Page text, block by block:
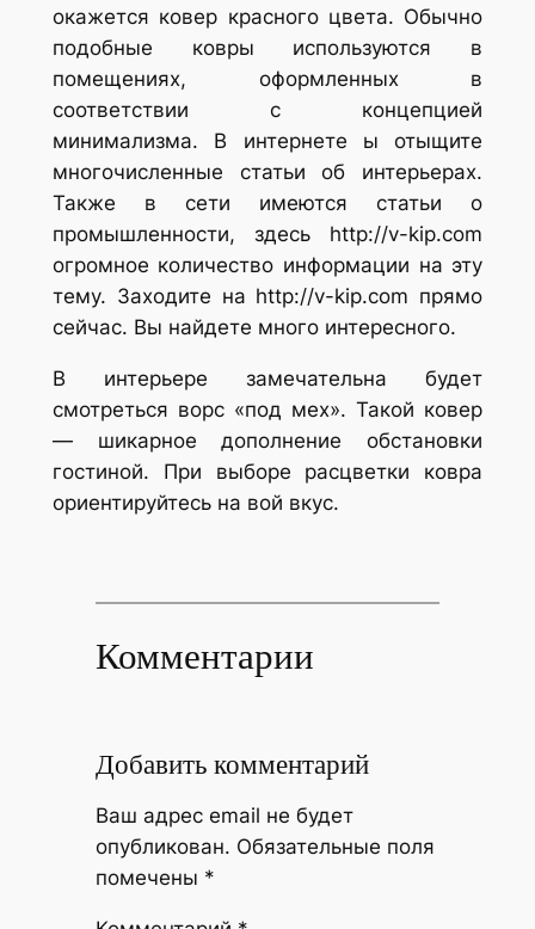
окажется ковер красного цвета. Обычно
подобные ковры используются в
помещениях, оформленных в
соответствии с концепцией
минимализма. В интернете ы отыщите
многочисленные статьи об интерьерах.
Также в сети имеются статьи о
промышленности, здесь http://v-kip.com
огромное количество информации на эту
тему. Заходите на http://v-kip.com прямо
сейчас. Вы найдете много интересного.
В интерьере замечательна будет
смотреться ворс «под мех». Такой ковер
— шикарное дополнение обстановки
гостиной. При выборе расцветки ковра
ориентируйтесь на вой вкус.
Комментарии
Добавить комментарий
Ваш адрес email не будет
опубликован. Обязательные поля
помечены *